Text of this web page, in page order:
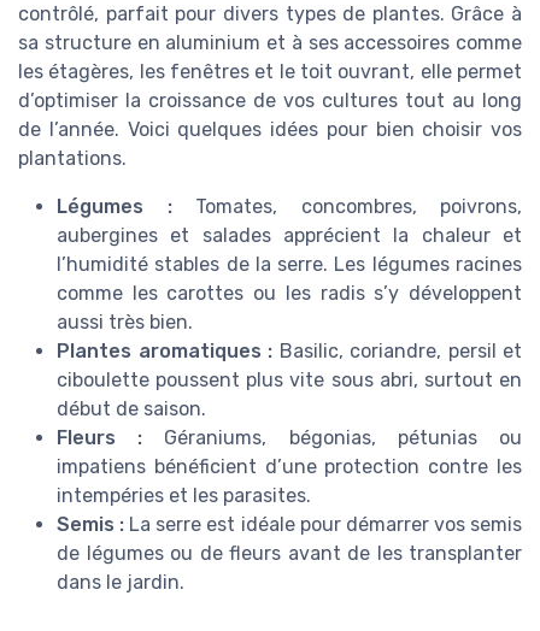
contrôlé, parfait pour divers types de plantes. Grâce à
sa structure en aluminium et à ses accessoires comme
les étagères, les fenêtres et le toit ouvrant, elle permet
d’optimiser la croissance de vos cultures tout au long
de l’année. Voici quelques idées pour bien choisir vos
plantations.
Légumes :Tomates, concombres, poivrons,
aubergines et salades apprécient la chaleur et
l’humidité stables de la serre. Les légumes racines
comme les carottes ou les radis s’y développent
aussi très bien.
Plantes aromatiques : Basilic, coriandre, persil et
ciboulette poussent plus vite sous abri, surtout en
début de saison.
Fleurs : Géraniums, bégonias, pétunias ou
impatiens bénéficient d’une protection contre les
intempéries et les parasites.
Semis : La serre est idéale pour démarrer vos semis
de légumes ou de fleurs avant de les transplanter
dans le jardin.